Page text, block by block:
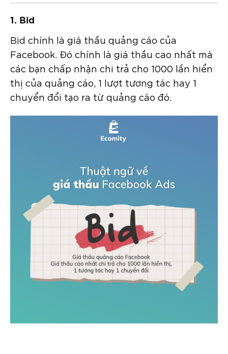
1. Bid
Bid chính là giá thầu quảng cáo của
Facebook. Đó chính là giá thầu cao nhất mà
các bạn chấp nhận chi trả cho 1000 lần hiển
thị của quảng cáo, 1 lượt tương tác hay 1
chuyển đổi tạo ra từ quảng cáo đó.